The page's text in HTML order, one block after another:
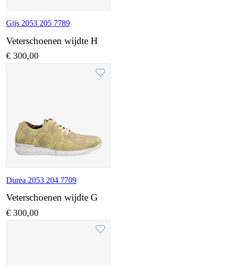
Gijs 2053 205 7789
Veterschoenen wijdte H
€ 300,00
Durea 2053 204 7709
Veterschoenen wijdte G
€ 300,00